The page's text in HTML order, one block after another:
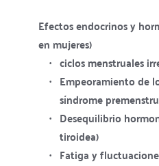
Efectos endocrinos y
en mujeres)
ciclos menstruales
Empeoramiento de
síndrome
Desequilibrio
tiroidea)
Fatiga y